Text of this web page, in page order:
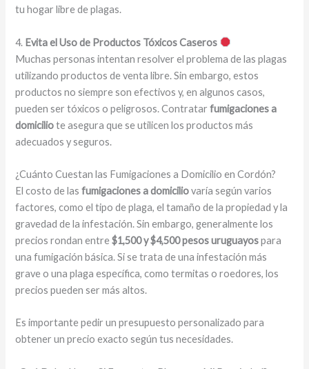
tu hogar libre de plagas.
4. Evita el Uso de Productos Tóxicos Caseros
Muchas personas intentan resolver el problema de las plagas
utilizando productos de venta libre. Sin embargo, estos
productos no siempre son efectivos y, en algunos casos,
pueden ser tóxicos o peligrosos. Contratarfumigaciones a
domiciliote asegura que se utilicen los productos más
adecuados y seguros.
¿Cuánto Cuestan las Fumigaciones a Domicilio en Cordón?
El costo de lasfumigaciones a domiciliovaría según varios
factores, como el tipo de plaga, el tamaño de la propiedad y la
gravedad de la infestación. Sin embargo, generalmente los
precios rondan entre$1,500 y $4,500 pesos uruguayospara
una fumigación básica. Si se trata de una infestación más
grave o una plaga específica, como termitas o roedores, los
precios pueden ser más altos.
Es importante pedir un presupuesto personalizado para
obtener un precio exacto según tus necesidades.